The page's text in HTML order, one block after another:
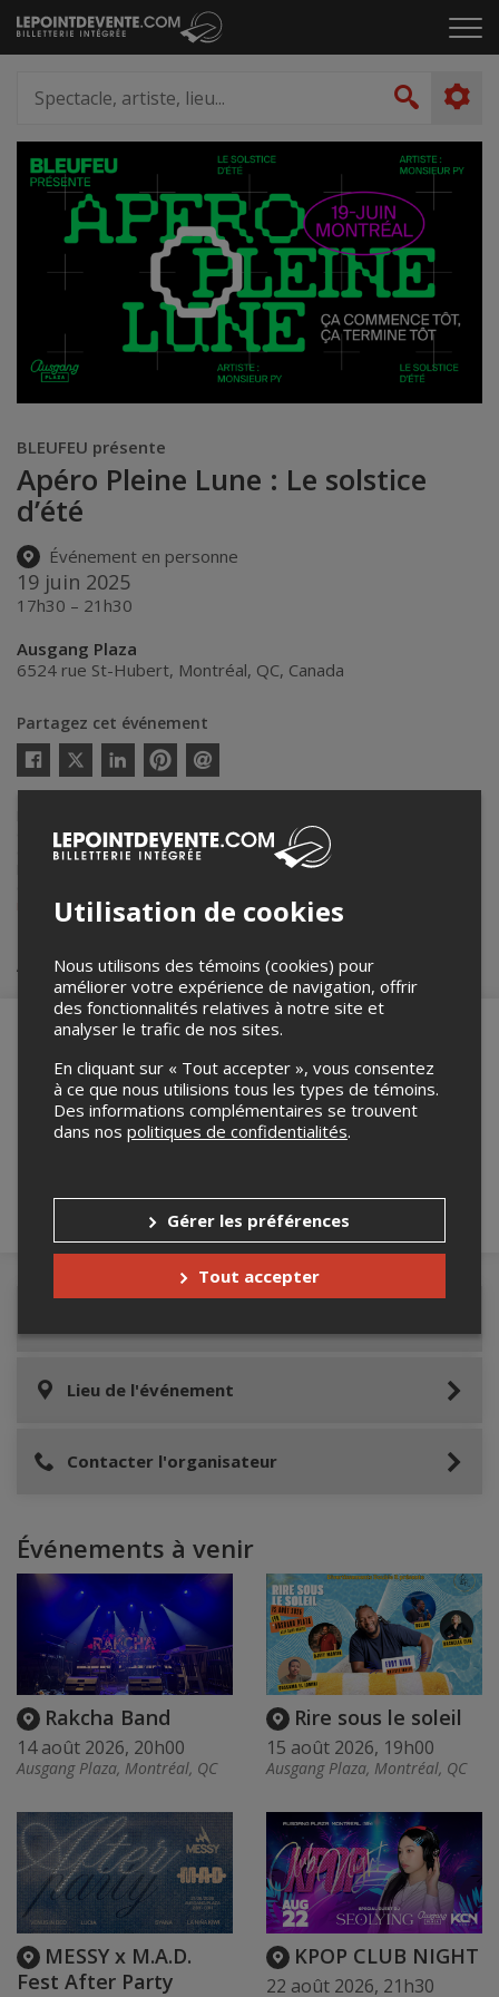
Passer
au
le
artiste,
lieu...
BLEUFEU présente
Apéro Pleine Lune : Le solstice
d’été
Événement en personne
19 juin 2025
17h30 – 21h30
Ausgang Plaza
6524 rue St-Hubert, Montréal, QC, Canada
Partagez cet événement
Twitter
dans le cadre de l’affichage en ligne et la vente de billets pour ses
événements.
Pour plus d’information à propos de cet événement, veuillez
info@ausgangplaza.com.
Achat de billets
Merci de confirmer que vous n'êtes pas un
robot ci-bas.
Lieu de l'événement
Contacter l'organisateur
Événements à venir
Rakcha Band
14 août 2026, 20h00
Ausgang Plaza, Montréal, QC
Rire sous le soleil
15 août 2026, 19h00
Ausgang Plaza, Montréal, QC
MESSY x M.A.D.
Fest After Party
KPOP CLUB NIGHT
22 août 2026, 21h30
Utilisation de cookies
Nous utilisons des témoins (cookies) pour
améliorer votre expérience de navigation, offrir
des fonctionnalités relatives à notre site et
analyser le trafic de nos sites.
En cliquant sur « Tout accepter », vous consentez
à ce que nous utilisions tous les types de témoins.
Des informations complémentaires se trouvent
dans nos politiques de confidentialités.
Gérer les préférences
Tout accepter